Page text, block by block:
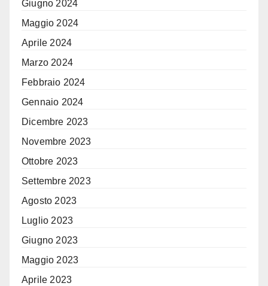
Giugno 2024
Maggio 2024
Aprile 2024
Marzo 2024
Febbraio 2024
Gennaio 2024
Dicembre 2023
Novembre 2023
Ottobre 2023
Settembre 2023
Agosto 2023
Luglio 2023
Giugno 2023
Maggio 2023
Aprile 2023